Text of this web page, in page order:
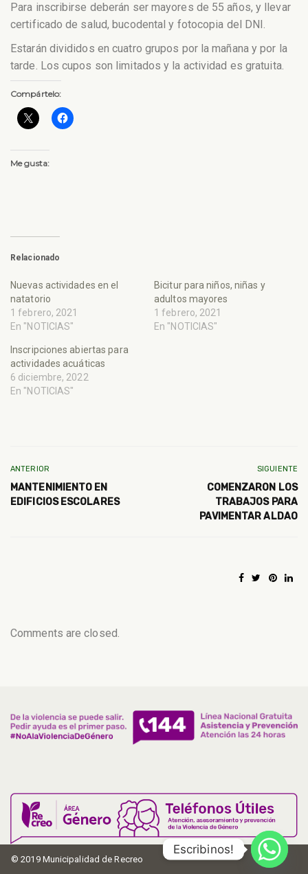
Para inscribirse deberán ser mayores de 55 años, y llevar
certificado de salud, bucodental y fotocopia del DNI.
Estarán divididos en cuatro grupos por la mañana y por la
tarde. Los cupos son limitados y la actividad es gratuita.
Compártelo:
Me gusta:
Relacionado
Nuevas actividades en el
natatorio
1 febrero, 2021
En "NOTICIAS"
Bicitur para niños, niñas y
adultos mayores
1 febrero, 2021
En "NOTICIAS"
Inscripciones abiertas para
actividades acuáticas
6 diciembre, 2022
En "NOTICIAS"
ANTERIOR
MANTENIMIENTO EN
EDIFICIOS ESCOLARES
SIGUIENTE
COMENZARON LOS
TRABAJOS PARA
PAVIMENTAR ALDAO
Comments are closed.
© 2019 Municipalidad de Recreo
Escribinos!